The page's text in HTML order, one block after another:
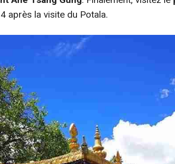
après la visite du Potala.